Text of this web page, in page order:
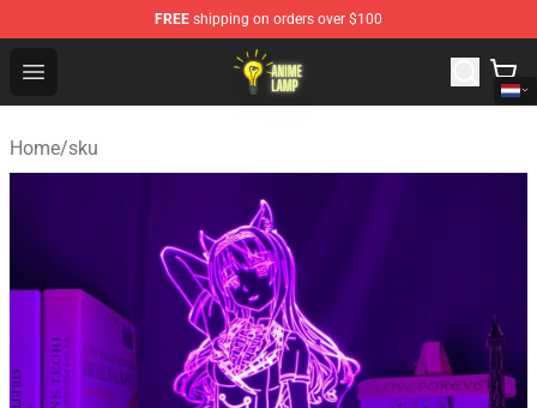
FREE shipping on orders over $100
Open menu
Anime Lamp Shop - The Best Store of Anime Lamp
Home/sku